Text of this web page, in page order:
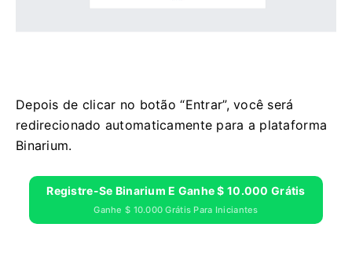
Depois de clicar no botão “Entrar”, você será
redirecionado automaticamente para a plataforma
Binarium.
Registre-Se Binarium E Ganhe $ 10.000 Grátis
Ganhe $ 10.000 Grátis Para Iniciantes